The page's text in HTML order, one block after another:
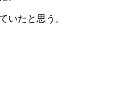
いたと思う。